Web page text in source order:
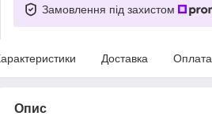
Замовлення під захистом
Доставка Оплата
Опис